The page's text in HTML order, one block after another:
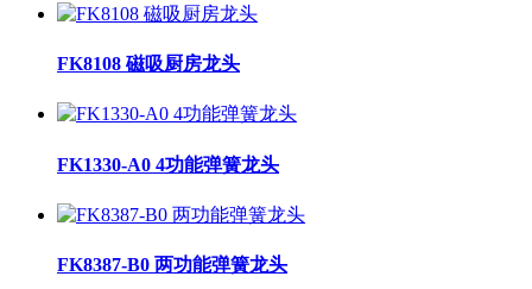
FK8108 磁吸厨房龙头
FK1330-A0 4功能弹簧龙头
FK8387-B0 两功能弹簧龙头